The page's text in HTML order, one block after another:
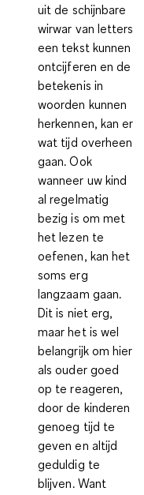
uit de schijnbare
wirwar van letters
een tekst kunnen
ontcijferen en de
betekenis in
woorden kunnen
herkennen, kan er
wat tijd overheen
gaan. Ook
wanneer uw kind
al regelmatig
bezig is om met
het lezen te
oefenen, kan het
soms erg
langzaam gaan.
Dit is niet erg,
maar het is wel
belangrijk om hier
als ouder goed
op te reageren,
door de kinderen
genoeg tijd te
geven en altijd
geduldig te
blijven. Want